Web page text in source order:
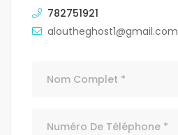
782751921
aloutheghost1@gmail.com